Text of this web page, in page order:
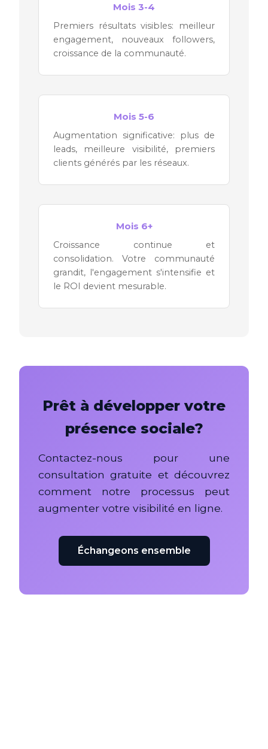
Mois 3-4
Premiers résultats visibles: meilleur
engagement, nouveaux followers,
croissance de la communauté.
Mois 5-6
Augmentation significative: plus de
leads, meilleure visibilité, premiers
clients générés par les réseaux.
Mois 6+
Croissance continue et
consolidation. Votre communauté
grandit, l'engagement s'intensifie et
le ROI devient mesurable.
Prêt à développer votre
présence sociale?
Contactez-nous pour une
consultation gratuite et découvrez
comment notre processus peut
augmenter votre visibilité en ligne.
Échangeons ensemble